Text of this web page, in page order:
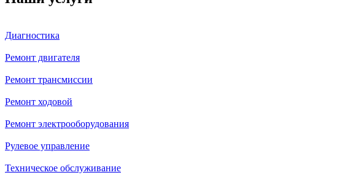
Диагностика
Ремонт двигателя
Ремонт трансмиссии
Ремонт ходовой
Ремонт электрооборудования
Рулевое управление
Техническое обслуживание